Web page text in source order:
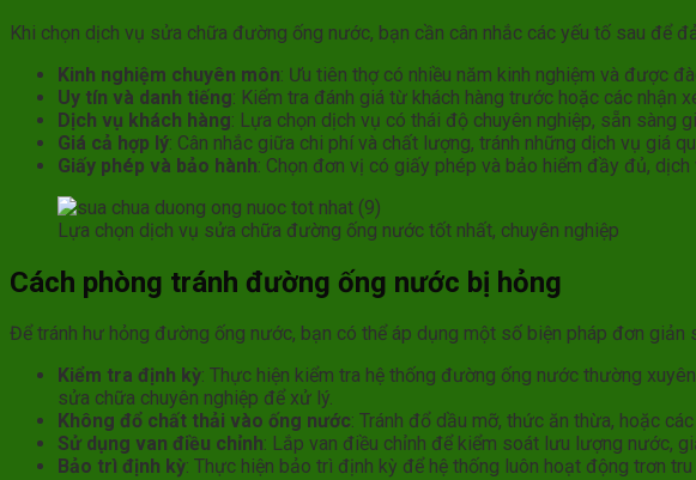
Khi chọn dịch vụ sửa chữa đường ống nước, bạn cần cân nhắc các yếu tố sau để
Kinh nghiệm chuyên môn: Ưu tiên thợ có nhiều năm kinh nghiệm và được
Uy tín và danh tiếng: Kiểm tra đánh giá từ khách hàng trước hoặc các nhận
Dịch vụ khách hàng: Lựa chọn dịch vụ có thái độ chuyên nghiệp, sẵn sàng
Giá cả hợp lý: Cân nhắc giữa chi phí và chất lượng, tránh những dịch vụ giá
Giấy phép và bảo hành: Chọn đơn vị có giấy phép và bảo hiểm đầy đủ,
Lựa chọn dịch vụ sửa chữa đường ống nước tốt nhất, chuyên nghiệp
Cách phòng tránh đường ống nước bị hỏng
Để tránh hư hỏng đường ống nước, bạn có thể áp dụng một số biện pháp đơn giản
Kiểm tra định kỳ: Thực hiện kiểm tra hệ thống đường ống nước thường
sửa chữa chuyên nghiệp để xử lý.
Không đổ chất thải vào ống nước: Tránh đổ dầu mỡ, thức ăn thừa, hoặc
Sử dụng van điều chỉnh: Lắp van điều chỉnh để kiểm soát lưu lượng nước,
Bảo trì định kỳ: Thực hiện bảo trì định kỳ để hệ thống luôn hoạt động trơn